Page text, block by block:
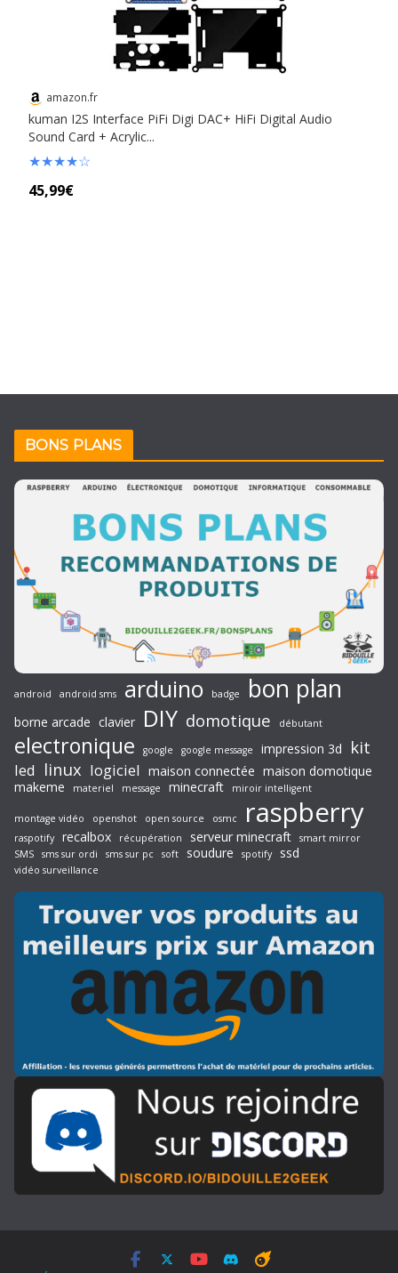
amazon.fr
kuman I2S Interface PiFi Digi DAC+ HiFi Digital Audio
Sound Card + Acrylic...
★★★★☆
45,99€
BONS PLANS
android android sms arduino badge bon plan
borne arcade clavier DIY domotique débutant
electronique google google message impression 3d kit
led linux logiciel maison connectée maison domotique
makeme
materiel message minecraft miroir intelligent
montage vidéo openshot open source osmc raspberry
raspotify recalbox récupération serveur minecraft
smart mirror
SMS
sms sur ordi sms sur pc soft soudure spotify ssd
vidéo surveillance